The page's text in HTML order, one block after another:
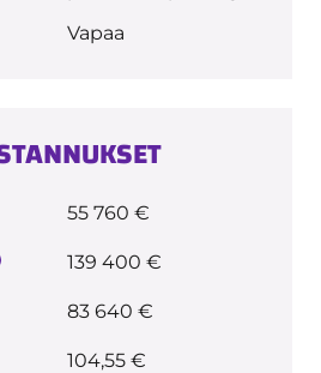
Vapaa
55 760 €
139 400 €
83 640 €
104,55 €